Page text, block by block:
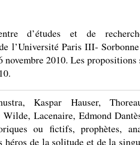
d’études et de
l’Université Paris III-
novembre 2010. Les
Kaspar Hauser,
Wilde, Lacenaire, Edmond
ou fictifs, prophètes,
héros de la solitude et de la